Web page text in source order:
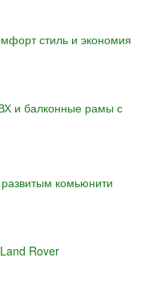
стиль и экономия
и балконные рамы с
комьюнити
Rover